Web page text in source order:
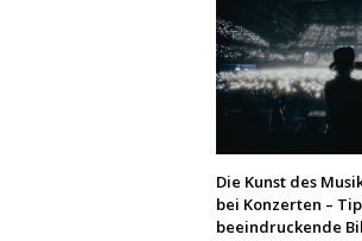
Die Kunst des
bei Konzerten –
beeindruckende